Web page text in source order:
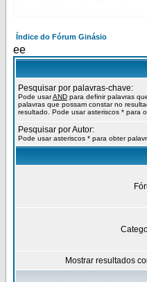
Índice do Fórum Ginásio
ee
Pesquisar por palavras-chave:
Pode usarAND para definir palavras
palavras que possam constar no
resultado. Pode usar asteriscos * para
Pesquisar por Autor:
Pode usar asteriscos * para obter
Mostrar resultados